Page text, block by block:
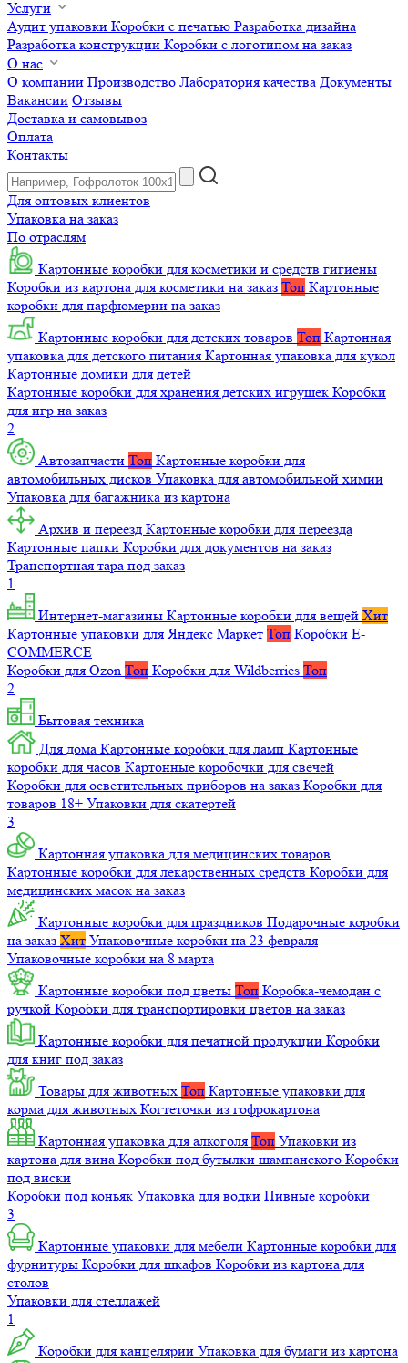
Услуги
Аудит упаковки Коробки с печатью Разработка дизайна
Разработка конструкции Коробки с логотипом на заказ
О нас
О компании Производство Лаборатория качества Документы
Вакансии Отзывы
Доставка и самовывоз
Оплата
Контакты
Для оптовых клиентов
Упаковка на заказ
По отраслям
Картонные коробки для косметики и средств гигиены
Коробки из картона для косметики на заказ Топ Картонные
коробки для парфюмерии на заказ
Картонные коробки для детских товаров Топ Картонная
упаковка для детского питания Картонная упаковка для кукол
Картонные домики для детей
Картонные коробки для хранения детских игрушек Коробки
для игр на заказ
2
Автозапчасти Топ Картонные коробки для
автомобильных дисков Упаковка для автомобильной химии
Упаковка для багажника из картона
Архив и переезд Картонные коробки для переезда
Картонные папки Коробки для документов на заказ
Транспортная тара под заказ
1
Интернет-магазины Картонные коробки для вещей Хит
Картонные упаковки для Яндекс Маркет Топ Коробки E-
COMMERCE
Коробки для Ozon Топ Коробки для Wildberries Топ
2
Бытовая техника
Для дома Картонные коробки для ламп Картонные
коробки для часов Картонные коробочки для свечей
Коробки для осветительных приборов на заказ Коробки для
товаров 18+ Упаковки для скатертей
3
Картонная упаковка для медицинских товаров
Картонные коробки для лекарственных средств Коробки для
медицинских масок на заказ
Картонные коробки для праздников Подарочные коробки
на заказ Хит Упаковочные коробки на 23 февраля
Упаковочные коробки на 8 марта
Картонные коробки под цветы Топ Коробка-чемодан с
ручкой Коробки для транспортировки цветов на заказ
Картонные коробки для печатной продукции Коробки
для книг под заказ
Товары для животных Топ Картонные упаковки для
корма для животных Когтеточки из гофрокартона
Картонная упаковка для алкоголя Топ Упаковки из
картона для вина Коробки под бутылки шампанского Коробки
под виски
Коробки под коньяк Упаковка для водки Пивные коробки
3
Картонные упаковки для мебели Картонные коробки для
фурнитуры Коробки для шкафов Коробки из картона для
столов
Упаковки для стеллажей
1
Коробки для канцелярии Упаковка для бумаги из картона